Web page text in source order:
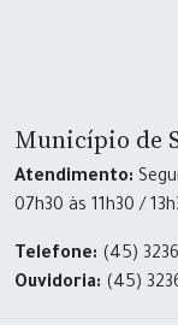
Município de
Atendimento:
07h30 às 11h30 /
Telefone: (45)
Ouvidoria: (45)